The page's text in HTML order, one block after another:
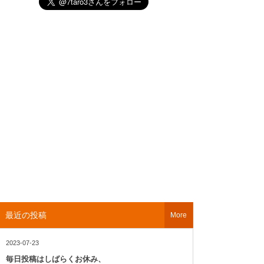
最近の投稿
2023-07-23
毎日投稿はしばらくお休み、
More